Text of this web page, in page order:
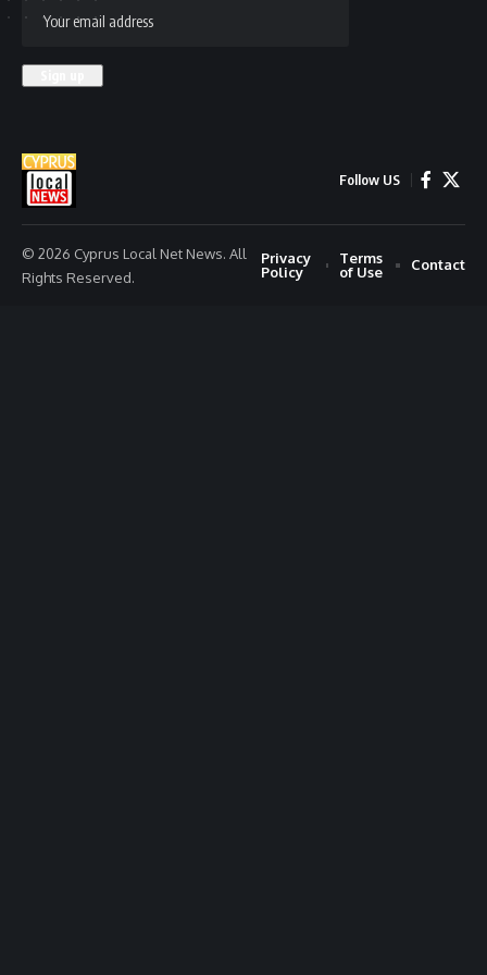
Follow US
© 2026 Cyprus Local Net News. All
Rights Reserved.
Privacy
Policy
Terms
of Use
Contact